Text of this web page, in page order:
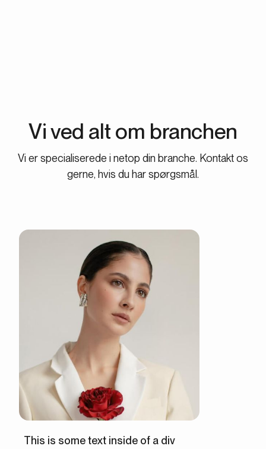
Vi ved alt om branchen
Vi er specialiserede i netop din branche. Kontakt os
gerne, hvis du har spørgsmål.
This is some text inside of a div